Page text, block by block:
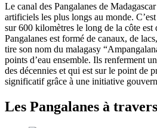
Le canal des Pangalanes de
artificiels les plus longs au monde.
sur 600 kilomètres le long de la côte est
Pangalanes est formé de canaux, de
tire son nom du malagasy
points d’eau ensemble. Ils renferment
des décennies et qui est sur le point de
significatif grâce à une initiative
Les Pangalanes à